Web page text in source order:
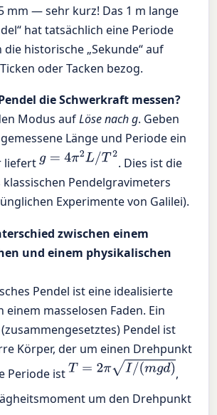
mm — sehr kurz! Das 1 m lange
hat tatsächlich eine Periode
die historische „Sekunde“ auf
oder Tacken bezog.
die Schwerkraft messen?
Modus aufLöse nach g. Geben
Länge und Periode ein
liefertg =4π2L/T2
. Dies ist die
Pendelgravimeters
Experimente von Galilei).
zwischen einem
und einem physikalischen
Pendel ist eine idealisierte
einem masselosen Faden. Ein
Pendel ist
Körper, der um einen Drehpunkt
Periode istT= 2π I/(mgd)
,
um den Drehpunkt